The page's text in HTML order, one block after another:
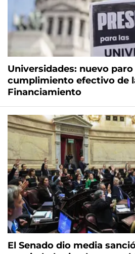
Universidades: nuevo
cumplimiento efectivo de
Financiamiento
El Senado dio media